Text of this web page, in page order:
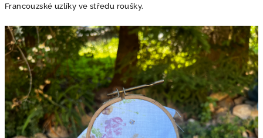
Francouzské uzlíky ve středu roušky.